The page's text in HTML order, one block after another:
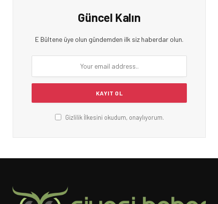
Güncel Kalın
E Bültene üye olun gündemden ilk siz haberdar olun.
Gizlilik İlkesini okudum, onaylıyorum.